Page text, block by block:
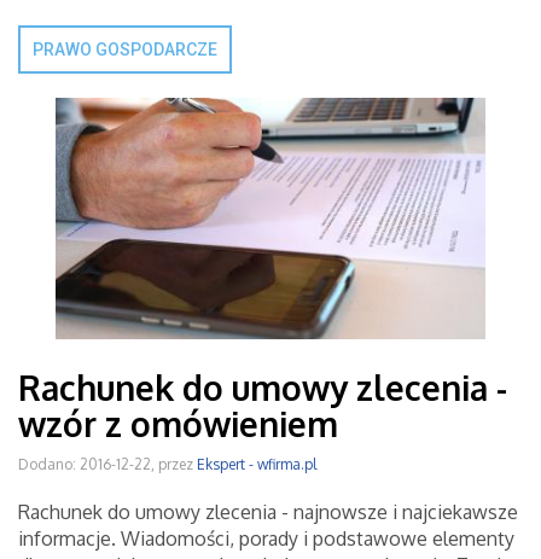
PRAWO GOSPODARCZE
Rachunek do umowy zlecenia -
wzór z omówieniem
Dodano: 2016-12-22, przez Ekspert - wfirma.pl
Rachunek do umowy zlecenia - najnowsze i najciekawsze
informacje. Wiadomości, porady i podstawowe elementy